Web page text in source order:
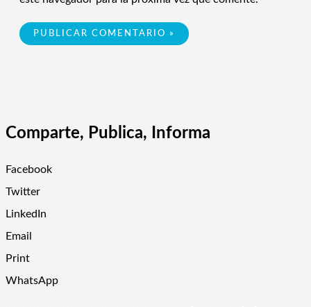
Comparte, Publica, Informa
Facebook
Twitter
LinkedIn
Email
Print
WhatsApp